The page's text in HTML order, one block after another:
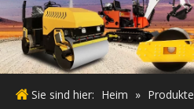
Sie sind hier: Heim » Produkte